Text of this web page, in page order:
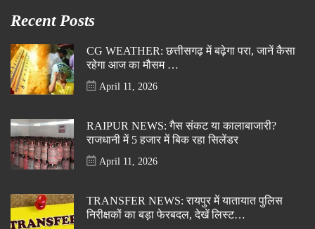
Recent Posts
CG WEATHER: छत्तीसगढ़ में बढ़ेगा परा, जानें कैसा
रहेगा आज का मौसम …
April 11, 2026
RAIPUR NEWS: गैस संकट या कालाबाजारी?
राजधानी में 5 हजार में बिक रहा सिलेंडर
April 11, 2026
TRANSFER NEWS: रायपुर में यातायात पुलिस
निरीक्षकों का बड़ा फेरबदल, देखें लिस्ट…